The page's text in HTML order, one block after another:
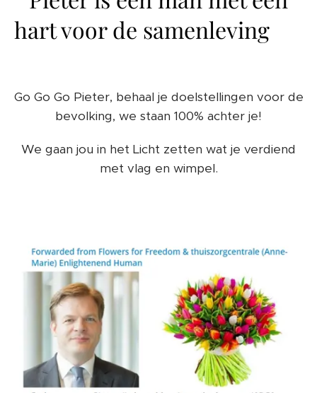
hart voor de samenleving ❤️
Go Go Go Pieter, behaal je doelstellingen voor de
bevolking, we staan 100% achter je!
We gaan jou in het Licht zetten wat je verdiend
met vlag en wimpel.